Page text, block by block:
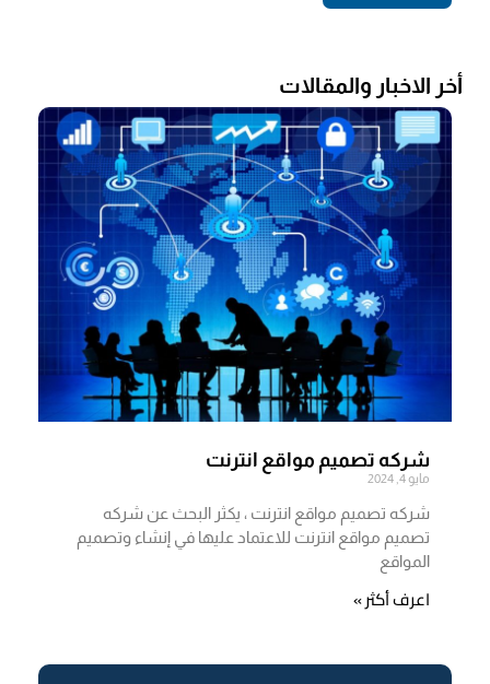
أخر الاخبار والمقالات
شركه تصميم مواقع انترنت
مايو 4, 2024
شركه تصميم مواقع انترنت ، يكثر البحث عن شركه
تصميم مواقع انترنت للاعتماد عليها في إنشاء وتصميم
المواقع
اعرف أكثر »